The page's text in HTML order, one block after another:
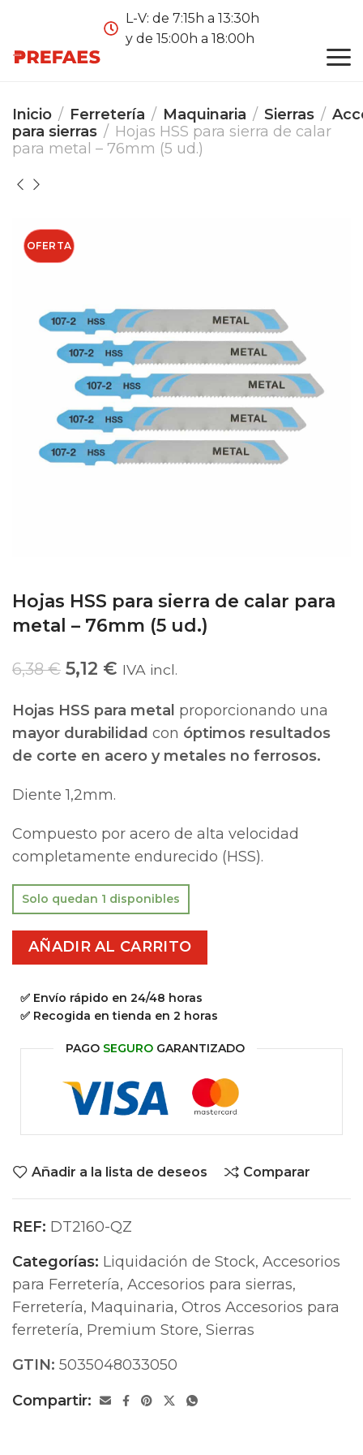
L-V: de 7:15h a 13:30h
y de 15:00h a 18:00h
Inicio Ferretería Maquinaria Sierras
para sierras
Hojas HSS para sierra de calar
para metal – 76mm (5 ud.)
OFERTA
Hojas HSS para sierra de calar para
metal – 76mm (5 ud.)
6,38€ 5,12 € IVA incl.
Hojas HSS para metal proporcionando una
mayor durabilidad con óptimos resultados
de corte en acero y metales no ferrosos.
Diente 1,2mm.
Compuesto por acero de alta velocidad
completamente endurecido (HSS).
Solo quedan 1 disponibles
AÑADIR AL CARRITO
✅ Envío rápido en 24/48 horas
✅ Recogida en tienda en 2 horas
PAGO SEGURO GARANTIZADO
Añadir a la lista de deseos Comparar
REF: DT2160-QZ
Categorías: Liquidación de Stock, Accesorios
para Ferretería, Accesorios para sierras,
Ferretería, Maquinaria, Otros Accesorios para
ferretería, Premium Store, Sierras
GTIN: 5035048033050
Compartir: